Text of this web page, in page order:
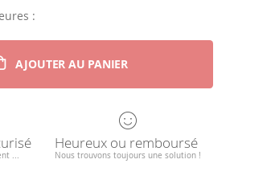
:
AJOUTER AU PANIER
...
Heureux ou remboursé
Nous trouvons toujours une solution !